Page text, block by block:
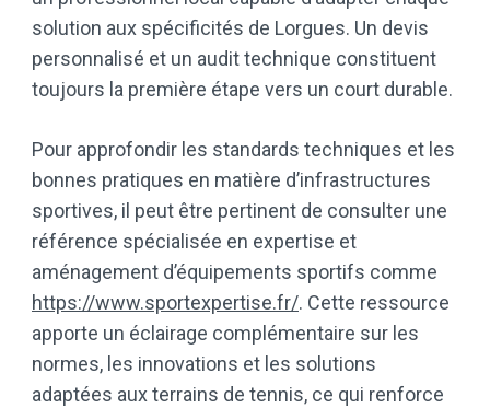
solution aux spécificités de Lorgues. Un devis
personnalisé et un audit technique constituent
toujours la première étape vers un court durable.
Pour approfondir les standards techniques et les
bonnes pratiques en matière d’infrastructures
sportives, il peut être pertinent de consulter une
référence spécialisée en expertise et
aménagement d’équipements sportifs comme
https://www.sportexpertise.fr/. Cette ressource
apporte un éclairage complémentaire sur les
normes, les innovations et les solutions
adaptées aux terrains de tennis, ce qui renforce